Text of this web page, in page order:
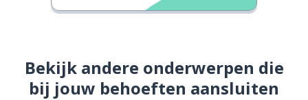
Bekijk andere onderwerpen die
bij jouw behoeften aansluiten